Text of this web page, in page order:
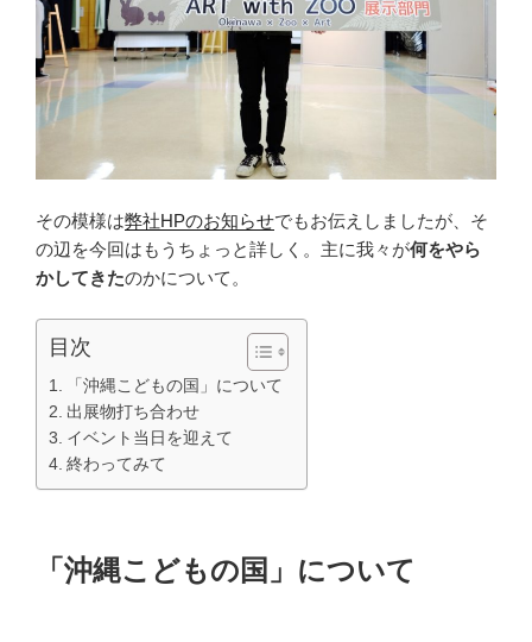
o
k
r
その模様は弊社HPのお知らせでもお伝えしましたが、そ
の辺を今回はもうちょっと詳しく。主に我々が何をやら
かしてきたのかについて。
目次
「沖縄こどもの国」について
出展物打ち合わせ
イベント当日を迎えて
終わってみて
「沖縄こどもの国」について